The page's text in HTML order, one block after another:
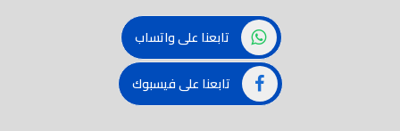
تابعنا على واتساب
تابعنا على فيسبوك